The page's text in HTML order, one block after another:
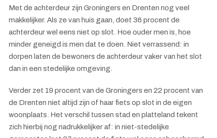
Met de achterdeur zijn Groningers en Drenten nog veel
makkelijker. Als ze van huis gaan, doet 36 procent de
achterdeur wel eens niet op slot. Hoe ouder men is, hoe
minder geneigd is men dat te doen. Niet verrassend: in
dorpen laten de bewoners de achterdeur vaker van het slot
dan in een stedelijke omgeving.
Verder zet 19 procent van de Groningers en 22 procent van
de Drenten niet altijd zijn of haar fiets op slot in de eigen
woonplaats. Het verschil tussen stad en platteland tekent
zich hierbij nog nadrukkelijker af: in niet-stedelijke